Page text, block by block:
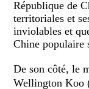
République de
territoriales et
inviolables et
Chine populaire
De son côté, le
Wellington Koo